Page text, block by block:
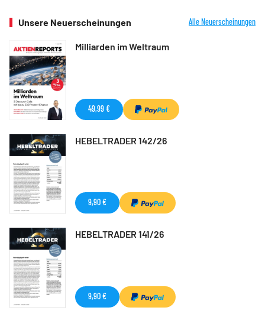
Unsere Neuerscheinungen Alle Neuerscheinungen
Milliarden im Weltraum
49,99 €
HEBELTRADER 142/26
9,90 €
HEBELTRADER 141/26
9,90 €